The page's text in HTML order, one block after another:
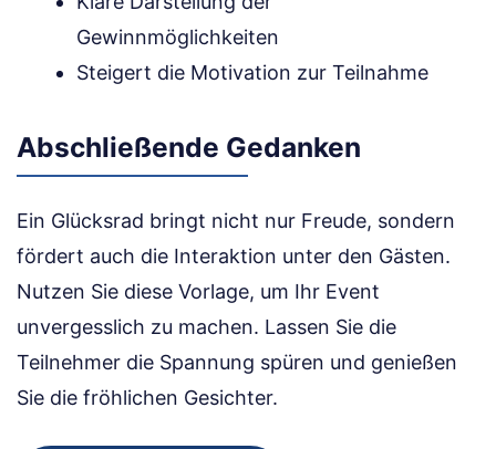
Gewinnmöglichkeiten
Steigert die Motivation zur Teilnahme
Abschließende Gedanken
Ein Glücksrad bringt nicht nur Freude, sondern
fördert auch die Interaktion unter den Gästen.
Nutzen Sie diese Vorlage, um Ihr Event
unvergesslich zu machen. Lassen Sie die
Teilnehmer die Spannung spüren und genießen
Sie die fröhlichen Gesichter.